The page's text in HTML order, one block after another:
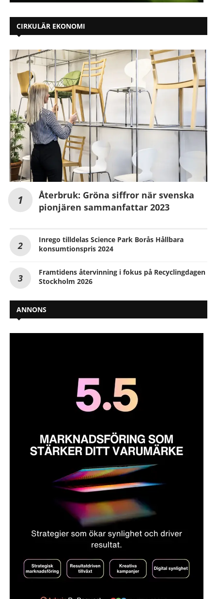
CIRKULÄR EKONOMI
Återbruk: Gröna siffror när svenska
pionjären sammanfattar 2023
Inrego tilldelas Science Park Borås Hållbara
konsumtionspris 2024
Framtidens återvinning i fokus på Recyclingdagen
Stockholm 2026
ANNONS